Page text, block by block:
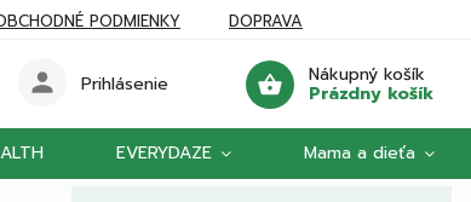
PODMIENKY
DOPRAVA
Nákupný košík
Prázdny košík
Prihlásenie
EVERYDAZE Mama a dieťa